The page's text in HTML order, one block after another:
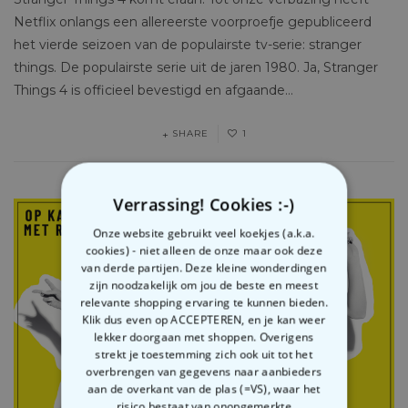
Netflix onlangs een allereerste voorproefje gepubliceerd
het vierde seizoen van de populairste tv-serie: stranger
things. De populairste serie uit de jaren 1980. Ja, Stranger
Things 4 is officieel bevestigd en afgaande…
SHARE 1
Verrassing! Cookies :-)
Onze website gebruikt veel koekjes (a.k.a.
cookies) - niet alleen de onze maar ook deze
van derde partijen. Deze kleine wonderdingen
zijn noodzakelijk om jou de beste en meest
relevante shopping ervaring te kunnen bieden.
Klik dus even op ACCEPTEREN, en je kan weer
lekker doorgaan met shoppen. Overigens
strekt je toestemming zich ook uit tot het
overbrengen van gegevens naar aanbieders
aan de overkant van de plas (=VS), waar het